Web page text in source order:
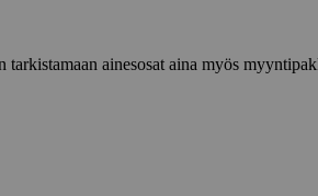
ainesosat aina myös